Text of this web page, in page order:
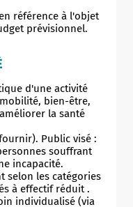
référence à l'objet
prévisionnel.
d'une activité
bien-être,
la santé
Public visé :
souffrant
incapacité.
selon les catégories
à effectif réduit .
individualisé (via